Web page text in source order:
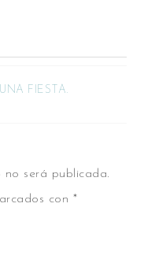
FIESTA.
no será publicada.
con *